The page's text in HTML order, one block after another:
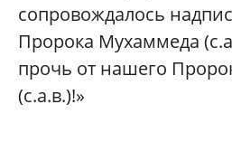
сопровождалось
Пророка Мухаммеда
прочь от нашего
(с.а.в.)!»